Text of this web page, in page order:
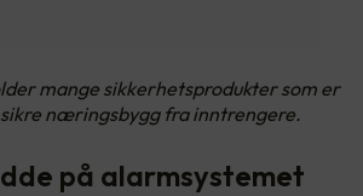
mange sikkerhetsprodukter som er
næringsbygg fra inntrengere.
på alarmsystemet